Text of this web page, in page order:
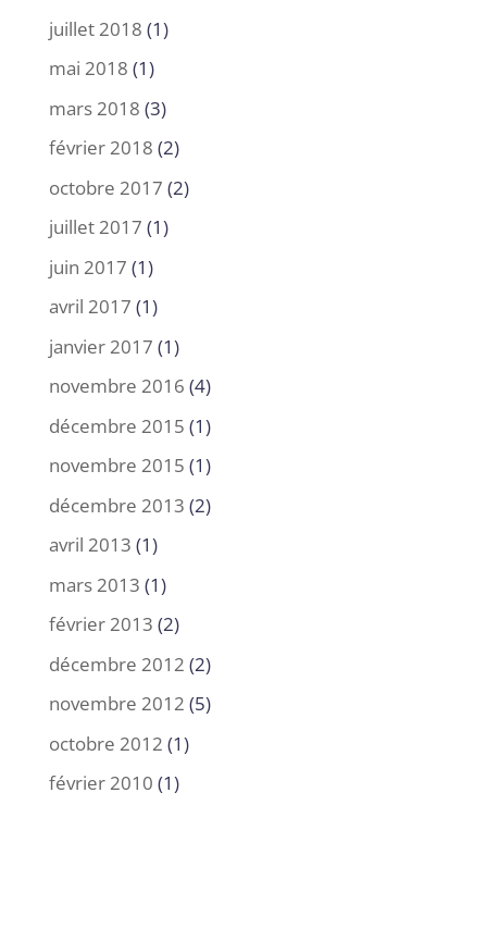
juillet 2018 (1)
mai 2018 (1)
mars 2018 (3)
février 2018 (2)
octobre 2017 (2)
juillet 2017 (1)
juin 2017 (1)
avril 2017 (1)
janvier 2017 (1)
novembre 2016 (4)
décembre 2015 (1)
novembre 2015 (1)
décembre 2013 (2)
avril 2013 (1)
mars 2013 (1)
février 2013 (2)
décembre 2012 (2)
novembre 2012 (5)
octobre 2012 (1)
février 2010 (1)